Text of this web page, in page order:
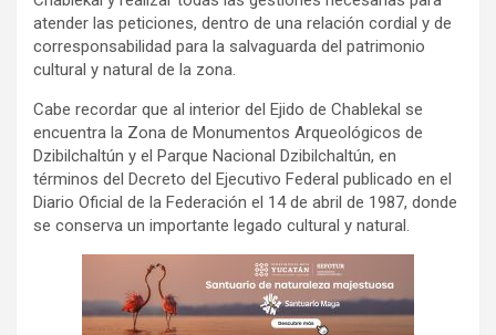
atender las peticiones, dentro de una relación cordial y de
corresponsabilidad para la salvaguarda del patrimonio
cultural y natural de la zona.
Cabe recordar que al interior del Ejido de Chablekal se
encuentra la Zona de Monumentos Arqueológicos de
Dzibilchaltún y el Parque Nacional Dzibilchaltún, en
términos del Decreto del Ejecutivo Federal publicado en el
Diario Oficial de la Federación el 14 de abril de 1987, donde
se conserva un importante legado cultural y natural.